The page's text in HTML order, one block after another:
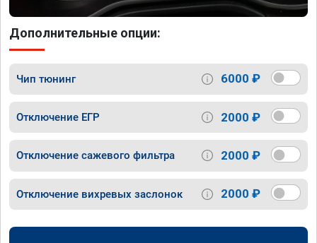
Дополнительные опции:
Чип тюнинг 6000 ₽
Отключение ЕГР 2000 ₽
Отключение сажевого фильтра 2000 ₽
Отключение вихревых заслонок 2000 ₽